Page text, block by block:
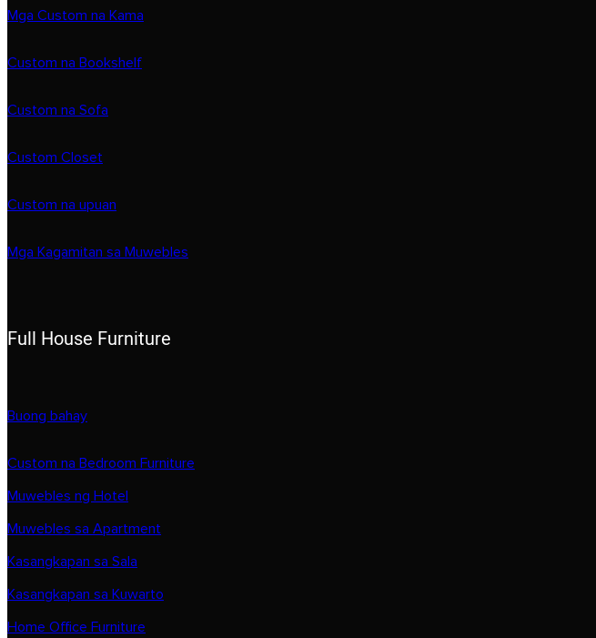
Mga Custom na Kama
Custom na Bookshelf
Custom na Sofa
Custom Closet
Custom na upuan
Mga Kagamitan sa Muwebles
Full House Furniture
Buong bahay
Custom na Bedroom Furniture
Muwebles ng Hotel
Muwebles sa Apartment
Kasangkapan sa Sala
Kasangkapan sa Kuwarto
Home Office Furniture